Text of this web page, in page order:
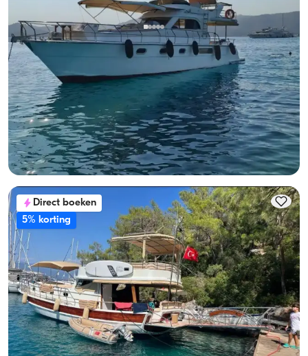
Gocek, Muğla Nieuwe boot
Luxe motorjacht Göcek, 8 pers. Beleef de zee!
Met kapitein
Motorjacht
Zeilen 8 Pers. · 2 Hut · 13.00m
Laagste
28.800 TL
Beschikbaarheid & prijs bekijken
Direct boeken
5% korting